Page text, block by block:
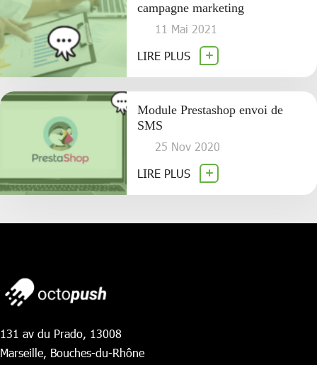
campagne marketing
11 Mai 2021
LIRE PLUS
Module Prestashop envoi de
SMS
25 Nov 2020
LIRE PLUS
131 av du Prado, 13008
Marseille, Bouches-du-Rhône